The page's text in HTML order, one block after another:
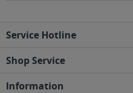
Service Hotline
Shop Service
Information